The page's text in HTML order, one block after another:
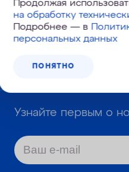
Продолжая
на обработку
Подробнее — в
персональных данных
ПОНЯТНО
Узнайте первым о